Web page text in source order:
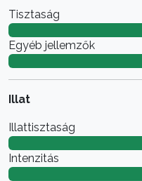
Tisztaság
Egyéb jellemzők
Illat
Illattisztaság
Intenzitás